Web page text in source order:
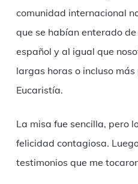
comunidad internacional
que se habían enterado
español y al igual que
largas horas o incluso
Eucaristía.
La misa fue sencilla, pero
felicidad contagiosa.
testimonios que me